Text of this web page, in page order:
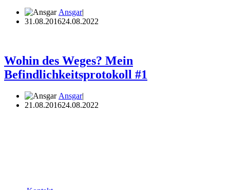
Ansgar
31.08.201624.08.2022
Wohin des Weges? Mein
Befindlichkeitsprotokoll #1
Ansgar
21.08.201624.08.2022